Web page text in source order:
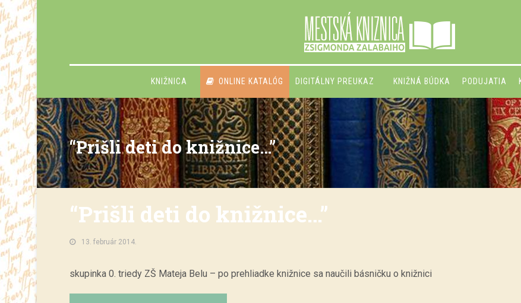
KNIŽNICA ONLINE KATALÓG DIGITÁLNY PREUKAZ KNIŽNÁ BÚDKA PODUJATIA
“Prišli deti do knižnice…”
“Prišli deti do knižnice…”
13. február 2014.
skupinka 0. triedy ZŠ Mateja Belu – po prehliadke knižnice sa naučili básničku o knižnici